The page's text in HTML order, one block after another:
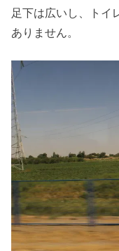
足下は広いし、ト
ありません。